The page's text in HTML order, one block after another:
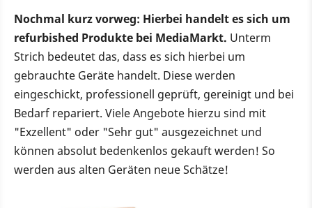
Nochmal kurz vorweg: Hierbei handelt es sich um
refurbished Produkte bei MediaMarkt. Unterm
Strich bedeutet das, dass es sich hierbei um
gebrauchte Geräte handelt. Diese werden
eingeschickt, professionell geprüft, gereinigt und bei
Bedarf repariert. Viele Angebote hierzu sind mit
"Exzellent" oder "Sehr gut" ausgezeichnet und
können absolut bedenkenlos gekauft werden! So
werden aus alten Geräten neue Schätze!